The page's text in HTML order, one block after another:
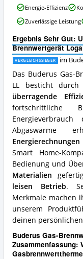
diese
Buderus-
Gasbrennwerttherme
erhältlich?
Ergebnis Sehr Gut:
Brennwertgerät
VERGLEICHSSIEGER im
Das Buderus Gas-
LL besticht
überragende
fortschrittliche
Abgaswärme
Energierechnungen
Smart Home-
Bedienung und
Materialien
leisen Betrieb.
Merkmale machen
unserem
deinen
Buderus Gas-
Zusammenfassung:
Buderus
Gas-
Brennwertgerät
plus
GB162-
85
LL
Vorteile:
Was
spricht
für
diese
Buderus-
Gasbrennwerttherme?
Energie-Effizienz
Zuverlässige Leistung